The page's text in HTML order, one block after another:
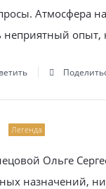
Атмосфера
опыт,
Легенда
Ольге
назначений,